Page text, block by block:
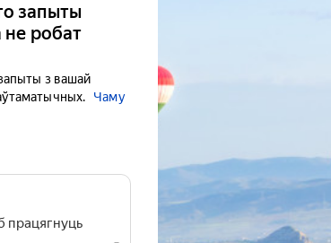
запыты
не робат
з вашай
Чаму
працягнуць